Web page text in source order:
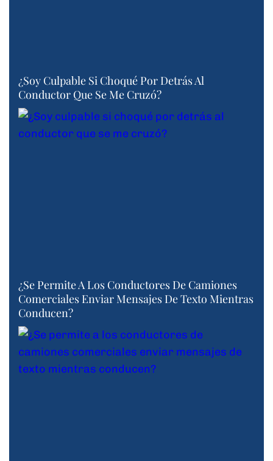
¿Soy Culpable Si Choqué Por Detrás Al
Conductor Que Se Me Cruzó?
¿Se Permite A Los Conductores De Camiones
Comerciales Enviar Mensajes De Texto Mientras
Conducen?